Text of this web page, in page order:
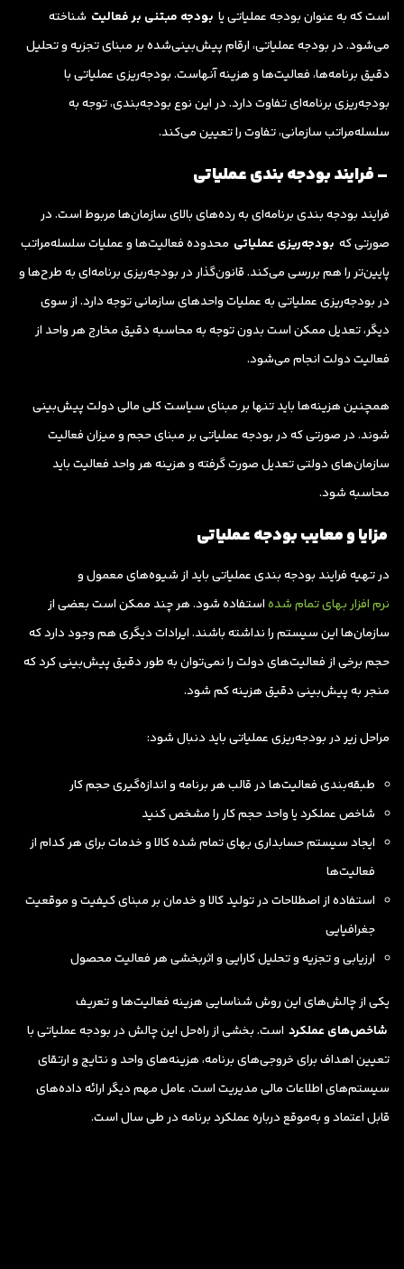
است که به عنوان بودجه عملیاتی یا بودجه مبتنی بر فعالیت شناخته
می‌شود. در بودجه عملیاتی، ارقام پیش‌بینی‌شده بر مبنای تجزیه و تحلیل
دقیق برنامه‌ها، فعالیت‌ها و هزینه آنهاست. بودجه‌ریزی عملیاتی با
بودجه‌ریزی برنامه‌ای تفاوت دارد. در این نوع بودجه‌بندی، توجه به
سلسله‌مراتب سازمانی، تفاوت را تعیین می‌کند.
– فرایند بودجه بندی عملیاتی
فرایند بودجه بندی برنامه‌ای به رده‌های بالای سازمان‌ها مربوط است. در
صورتی که بودجه‌ریزی عملیاتی محدوده فعالیت‌ها و عملیات سلسله‌مراتب
پایین‌تر را هم بررسی می‌کند. قانون‌گذار در بودجه‌ریزی برنامه‌ای به طرح‌ها و
در بودجه‌ریزی عملیاتی به عملیات واحدهای سازمانی توجه دارد. از سوی
دیگر، تعدیل ممکن است بدون توجه به محاسبه دقیق مخارج هر واحد از
فعالیت دولت انجام می‌شود.
همچنین هزینه‌ها باید تنها بر مبنای سیاست کلی مالی دولت پیش‌بینی
شوند. در صورتی که در بودجه عملیاتی بر مبنای حجم و میزان فعالیت
سازمان‌های دولتی تعدیل صورت گرفته و هزینه هر واحد فعالیت باید
محاسبه شود.
مزایا و معایب بودجه عملیاتی
در تهیه فرایند بودجه بندی عملیاتی باید از شیوه‌های معمول و
نرم افزار بهای تمام شدهاستفاده شود. هر چند ممکن است بعضی از
سازمان‌ها این سیستم را نداشته باشند. ایرادات دیگری هم وجود دارد که
حجم برخی از فعالیت‌های دولت را نمی‌توان به طور دقیق پیش‌بینی کرد که
منجر به پیش‌بینی دقیق هزینه کم شود.
مراحل زیر در بودجه‌ریزی عملیاتی باید دنبال شود:
طبقه‌بندی فعالیت‌ها در قالب هر برنامه و اندازه‌گیری حجم کار
شاخص عملکرد یا واحد حجم کار را مشخص کنید
ایجاد سیستم حسابداری بهای تمام شده کالا و خدمات برای هر کدام از
فعالیت‌ها
استفاده از اصطلاحات در تولید کالا و خدمان بر مبنای کیفیت و موقعیت
جغرافیایی
ارزیابی و تجزیه و تحلیل کارایی و اثربخشی هر فعالیت محصول
یکی از چالش‌های این روش شناسایی هزینه فعالیت‌ها و تعریف
شاخص‌های عملکرد است. بخشی از راه‌حل این چالش در بودجه عملیاتی با
تعیین اهداف برای خروجی‌های برنامه، هزینه‌های واحد و نتایج و ارتقای
سیستم‌های اطلاعات مالی مدیریت است. عامل مهم دیگر ارائه داده‌های
قابل اعتماد و به‌موقع درباره عملکرد برنامه در طی سال است.